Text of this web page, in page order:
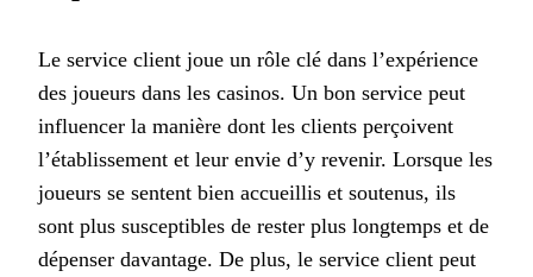
Le service client joue un rôle clé dans l’expérience
des joueurs dans les casinos. Un bon service peut
influencer la manière dont les clients perçoivent
l’établissement et leur envie d’y revenir. Lorsque les
joueurs se sentent bien accueillis et soutenus, ils
sont plus susceptibles de rester plus longtemps et de
dépenser davantage. De plus, le service client peut